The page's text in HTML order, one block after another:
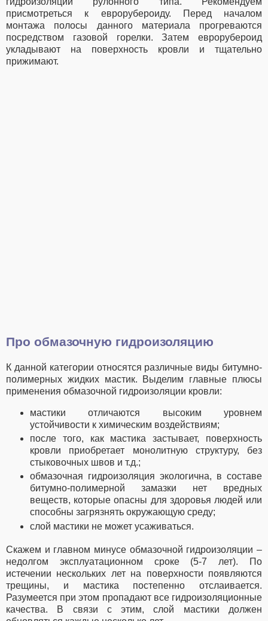
присмотреться к еврорубероиду. Перед началом
монтажа полосы данного материала прогреваются
посредством газовой горелки. Затем еврорубероид
укладывают на поверхность кровли и тщательно
прижимают.
Про обмазочную гидроизоляцию
К данной категории относятся различные виды битумно-
полимерных жидких мастик. Выделим главные плюсы
применения обмазочной гидроизоляции кровли:
мастики отличаются высоким уровнем
устойчивости к химическим воздействиям;
после того, как мастика застывает, поверхность
кровли приобретает монолитную структуру, без
стыковочных швов и т.д.;
обмазочная гидроизоляция экологична, в составе
битумно-полимерной замазки нет вредных
веществ, которые опасны для здоровья людей или
способны загрязнять окружающую среду;
слой мастики не может усаживаться.
Скажем и главном минусе обмазочной гидроизоляции –
недолгом эксплуатационном сроке (5-7 лет). По
истечении нескольких лет на поверхности появляются
трещины, и мастика постепенно отслаивается.
Разумеется при этом пропадают все гидроизоляционные
качества. В связи с этим, слой мастики должен